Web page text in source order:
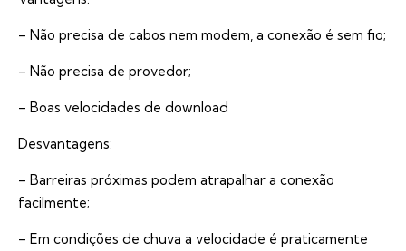
– Não precisa de cabos nem modem, a conexão é sem fio;
– Não precisa de provedor;
– Boas velocidades de download
Desvantagens:
– Barreiras próximas podem atrapalhar a conexão
facilmente;
– Em condições de chuva a velocidade é praticamente